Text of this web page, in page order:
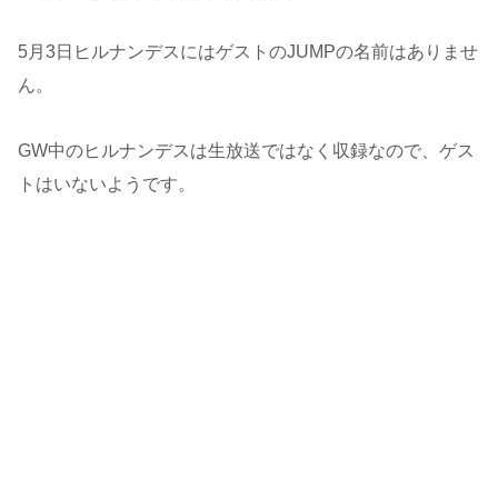
5月3日ヒルナンデスにはゲストのJUMPの名前はありませ
ん。
GW中のヒルナンデスは生放送ではなく収録なので、ゲス
トはいないようです。